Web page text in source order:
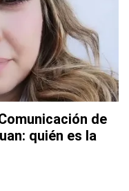
de
quién es la